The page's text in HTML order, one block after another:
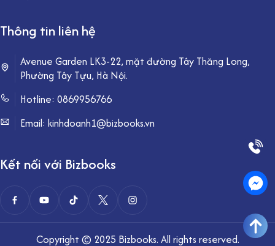
Thông tin liên hệ
Avenue Garden LK3-22, mặt đường Tây Thăng Long,
Phường Tây Tựu, Hà Nội.
Hotline: 0869956766
Email: kinhdoanh1@bizbooks.vn
Kết nối với Bizbooks
Copyright © 2025 Bizbooks. All rights reserved.